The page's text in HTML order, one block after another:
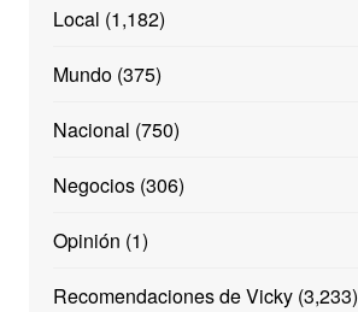
Local (1,182)
Mundo(375)
Nacional (750)
Negocios(306)
Opinión (1)
Recomendaciones de Vicky(3,233)